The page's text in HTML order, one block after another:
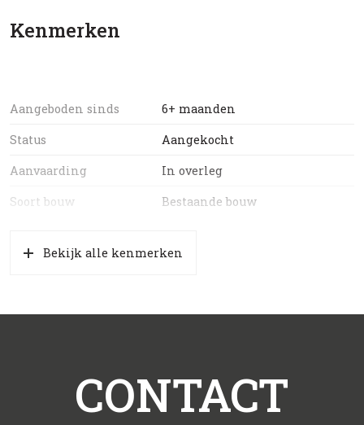
Kenmerken
Aangeboden sinds
6+ maanden
Status
Aangekocht
Aanvaarding
In overleg
Soort bouw
Bestaande bouw
Bekijk alle kenmerken
CONTACT